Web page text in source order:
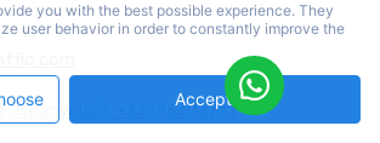
İspanyolca): +34696403722
you with the best possible experience. They
user behavior in order to constantly improve the
Accept All